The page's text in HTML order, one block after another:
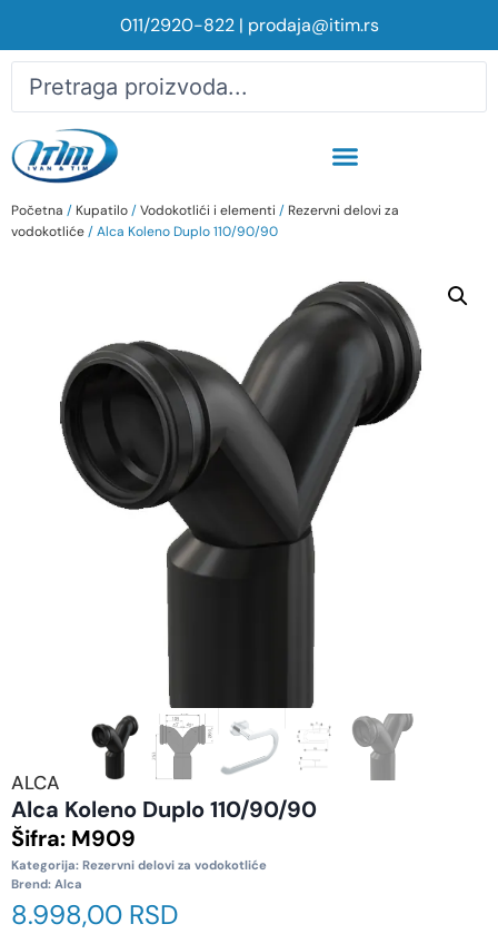
011/2920-822| prodaja@itim.rs
Početna / Kupatilo/Vodokotlići i elementi / Rezervni delovi za
vodokotliće/ Alca Koleno Duplo 110/90/90
ALCA
Alca Koleno Duplo 110/90/90
Šifra: M909
Kategorija: Rezervni delovi za vodokotliće
Brend: Alca
8.998,00 RSD